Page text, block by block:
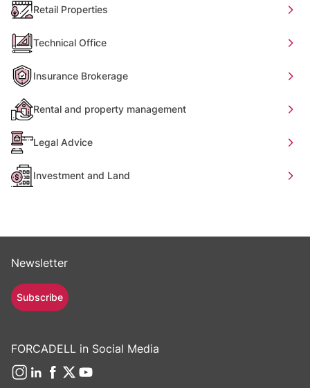
Retail Properties
Technical Office
Insurance Brokerage
Rental and property management
Legal Advice
Investment and Land
Newsletter
Subscribe
FORCADELL in Social Media